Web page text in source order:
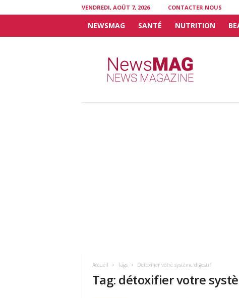
VENDREDI, AOÛT 7, 2026 CONTACTER NOUS
NEWSMAG SANTÉ NUTRITION
Accueil Tags Détoxifier votre système digestif
Tag: détoxifier votre